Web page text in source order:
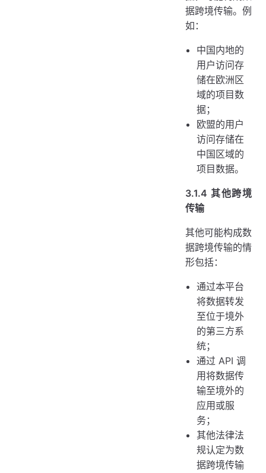
据跨境传输。例
如：
中国内地的
用户访问存
储在欧洲区
域的项目数
据；
欧盟的用户
访问存储在
中国区域的
项目数据。
3.1.4 其他跨境
传输
其他可能构成数
据跨境传输的情
形包括：
通过本平台
将数据转发
至位于境外
的第三方系
统；
通过 API 调
用将数据传
输至境外的
应用或服
务；
其他法律法
规认定为数
据跨境传输